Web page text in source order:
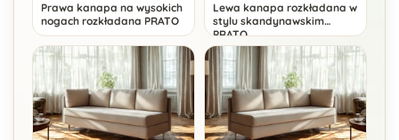
Prawa kanapa na wysokich
nogach rozkładana PRATO
Lewa kanapa rozkładana w
stylu skandynawskim
PRATO